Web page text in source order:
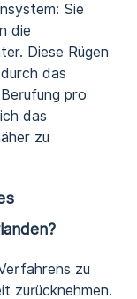
Sie
die
Diese Rügen
das
pro
das
zu
zu
zurücknehmen.